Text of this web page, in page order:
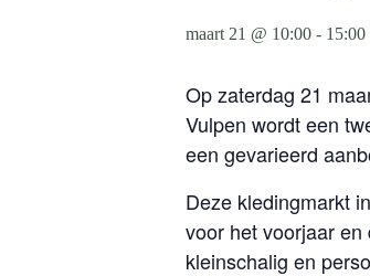
maart 21 @ 10:00 - 15:00
Op zaterdag 21
Vulpen wordt een
een gevarieerd
Deze kledingmarkt
voor het voorjaar
kleinschalig en